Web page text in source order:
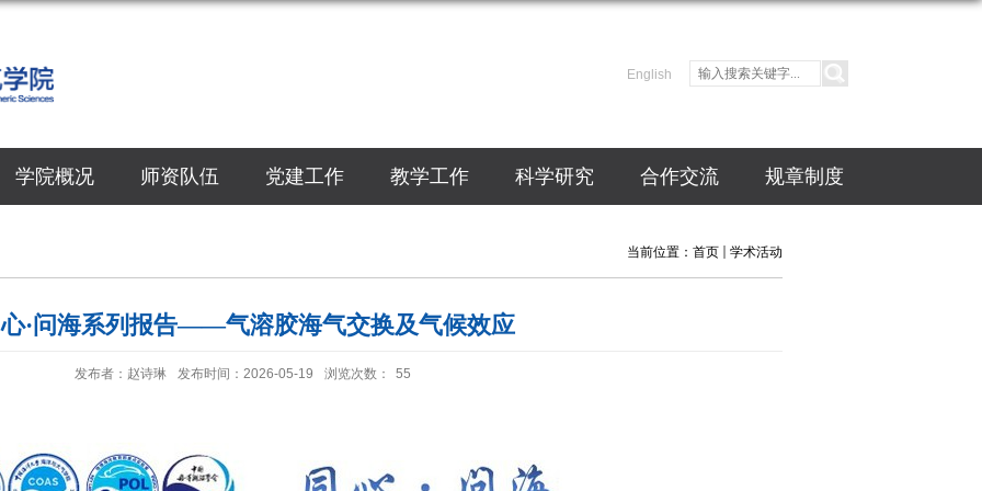
English
学院概况 师资队伍 党建工作 教学工作 科学研究 合作交流 规章制度
当前位置： 首页 学术活动
·问海系列报告——气溶胶海气交换及气候效应
发布者：赵诗琳 发布时间：2026-05-19 浏览次数： 55